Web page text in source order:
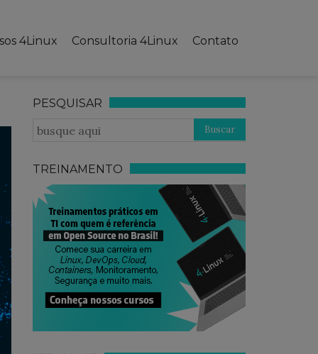
4Linux Consultoria 4Linux Contato
PESQUISAR
TREINAMENTO